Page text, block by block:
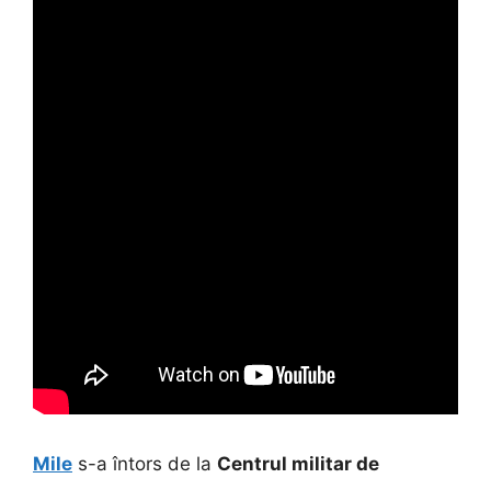
Mile s-a întors de la Centrul militar de